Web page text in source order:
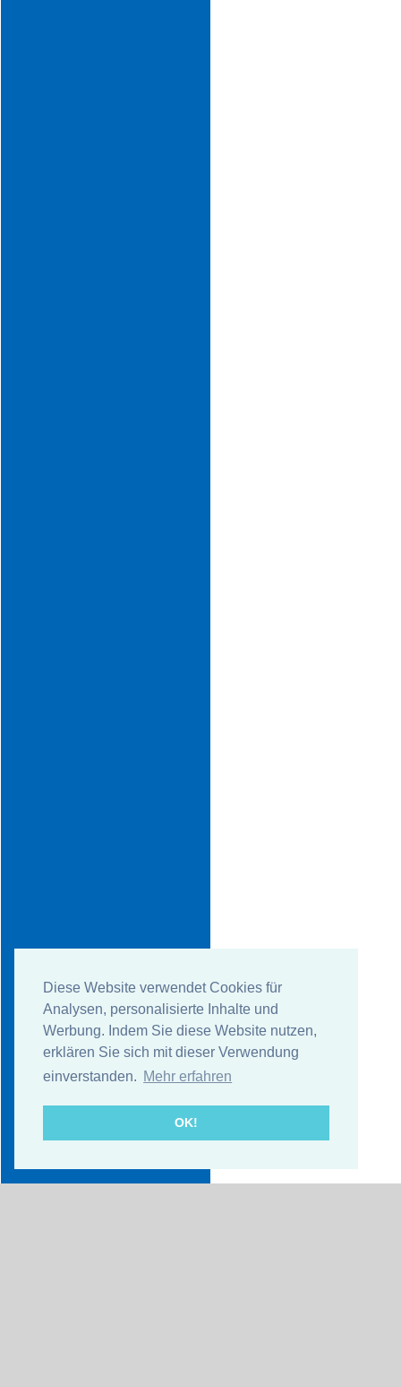
Diese Website verwendet Cookies für
Analysen, personalisierte Inhalte und
Werbung. Indem Sie diese Website nutzen,
erklären Sie sich mit dieser Verwendung
einverstanden. Mehr erfahren
OK!